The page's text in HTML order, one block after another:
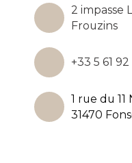
2 impasse
Frouzins
+33 5 61
1 rue du 11
31470